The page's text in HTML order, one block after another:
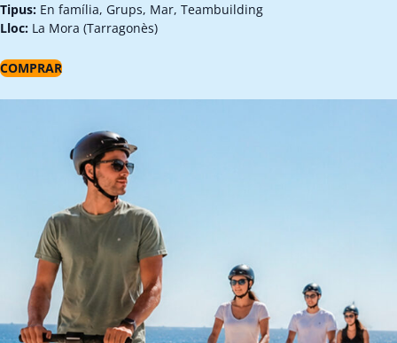
Tipus: En família, Grups, Mar, Teambuilding
Lloc: La Mora (Tarragonès)
COMPRAR